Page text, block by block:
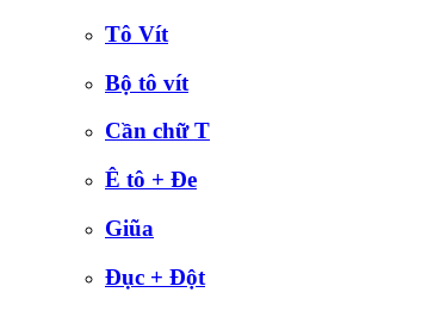
Tô Vít
Bộ tô vít
Cần chữ T
Ê tô + Đe
Giũa
Đục + Đột